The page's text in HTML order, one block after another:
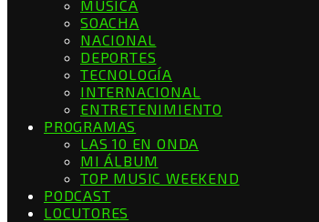
MÚSICA
SOACHA
NACIONAL
DEPORTES
TECNOLOGÍA
INTERNACIONAL
ENTRETENIMIENTO
PROGRAMAS
LAS 10 EN ONDA
MI ÁLBUM
TOP MUSIC WEEKEND
PODCAST
LOCUTORES